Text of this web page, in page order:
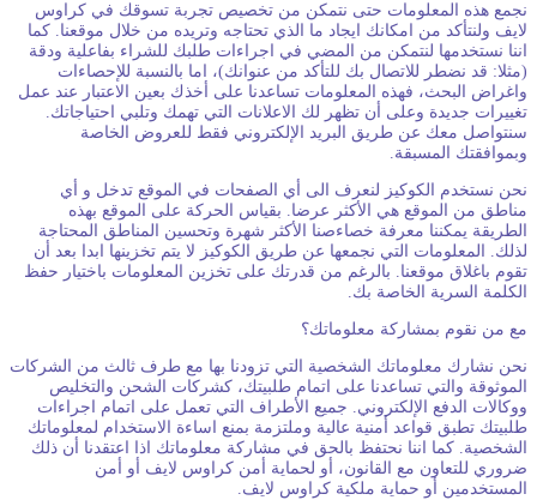
هذه المعلومات حتى نتمكن من تخصيص تجربة تسوقك في كراوس
ولنتأكد من امكانك ايجاد ما الذي تحتاجه وتريده من خلال موقعنا. كما
نستخدمها لنتمكن من المضي في اجراءات طلبك للشراء بفاعلية ودقة
قد نضطر للاتصال بك للتأكد من عنوانك)، اما بالنسبة للإحصاءات
البحث، فهذه المعلومات تساعدنا على أخذك بعين الاعتبار عند عمل
جديدة وعلى أن تظهر لك الاعلانات التي تهمك وتلبي احتياجاتك.
معك عن طريق البريد الإلكتروني فقط للعروض الخاصة
المسبقة.
نستخدم الكوكيز لنعرف الى أي الصفحات في الموقع تدخل و أي
من الموقع هي الأكثر عرضا. بقياس الحركة على الموقع بهذه
يمكننا معرفة خصاءصنا الأكثر شهرة وتحسين المناطق المحتاجة
المعلومات التي نجمعها عن طريق الكوكيز لا يتم تخزينها ابدا بعد أن
باغلاق موقعنا. بالرغم من قدرتك على تخزين المعلومات باختيار حفظ
السرية الخاصة بك.
من نقوم بمشاركة معلوماتك؟
نشارك معلوماتك الشخصية التي تزودنا بها مع طرف ثالث من الشركات
والتي تساعدنا على اتمام طلبيتك، كشركات الشحن والتخليص
الدفع الإلكتروني. جميع الأطراف التي تعمل على اتمام اجراءات
تطبق قواعد أمنية عالية وملتزمة بمنع اساءة الاستخدام لمعلوماتك
كما اننا نحتفظ بالحق في مشاركة معلوماتك اذا اعتقدنا أن ذلك
للتعاون مع القانون، أو لحماية أمن كراوس لايف أو أمن
أو حماية ملكية كراوس لايف.